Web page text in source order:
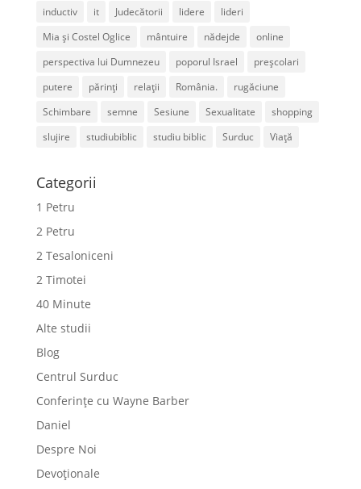
inductiv
it Judecătorii lidere
lideri
Mia și Costel Oglice
mântuire nădejde
online
perspectiva lui Dumnezeu
poporul Israel
preșcolari
putere
părinți relații România.
rugăciune
Schimbare
semne Sesiune Sexualitate
shopping
slujire
studiubiblic studiu biblic Surduc Viață
Categorii
1 Petru
2 Petru
2 Tesaloniceni
2 Timotei
40 Minute
Alte studii
Blog
Centrul Surduc
Conferințe cu Wayne Barber
Daniel
Despre Noi
Devoționale